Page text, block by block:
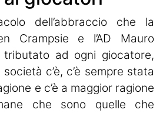
dell’abbraccio che la
Crampsie e l’AD Mauro
tributato ad ogni giocatore,
c’è, c’è sempre stata
e c’è a maggior ragione
che sono quelle che